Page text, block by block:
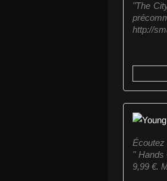
"The
http://
Écoutez
" Hands
9,99 €.